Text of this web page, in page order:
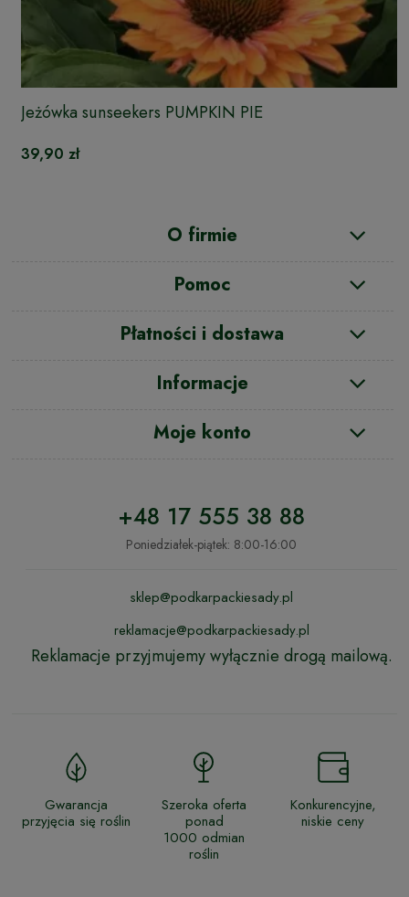
Jeżówka sunseekers PUMPKIN PIE
39,90 zł
O firmie
Pomoc
Płatności i dostawa
Informacje
Moje konto
+48 17 555 38 88
Poniedziałek-piątek: 8:00-16:00
sklep@podkarpackiesady.pl
reklamacje@podkarpackiesady.pl
Reklamacje przyjmujemy wyłącznie drogą mailową.
Gwarancja
przyjęcia się roślin
Szeroka oferta
ponad
1000 odmian
roślin
Konkurencyjne,
niskie ceny